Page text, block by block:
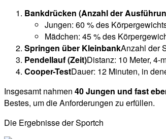
Bankdrücken (Anzahl der
Jungen: 60 % des
Mädchen: 45 % des
Springen über KleinbankAnzahl der
Pendellauf (Zeit)Distanz: 10 Meter, 4-
Cooper-TestDauer: 12 Minuten, in
Insgesamt nahmen 40 Jungen und fast
Bestes, um die Anforderungen zu erfüllen.
Die Ergebnisse der Sportch